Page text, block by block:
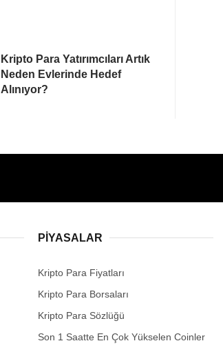
Kripto Para Yatırımcıları Artık
Neden Evlerinde Hedef
Alınıyor?
PIYASALAR
Kripto Para Fiyatları
Kripto Para Borsaları
Kripto Para Sözlüğü
Son 1 Saatte En Çok Yükselen Coinler